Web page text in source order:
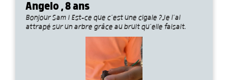
Angelo , 8 ans
Bonjour Sam ! Est-ce que c’est une cigale ?Je l’ai
attrapé sur un arbre grâce au bruit qu’elle faisait.